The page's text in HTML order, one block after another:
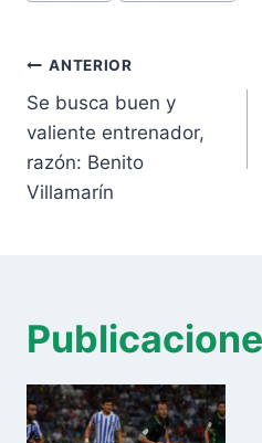
Navegación
de
entradas
ANTERIOR
Se busca buen y
valiente entrenador,
razón: Benito
Villamarín